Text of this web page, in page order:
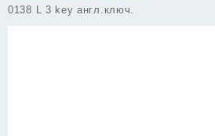
0138 L 3 key англ.ключ.